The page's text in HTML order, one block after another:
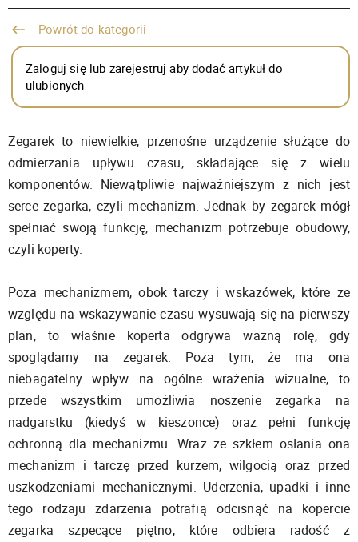
Powrót do kategorii
Zaloguj się lub zarejestruj aby dodać artykuł do
ulubionych
Zegarek to niewielkie, przenośne urządzenie służące do
odmierzania upływu czasu, składające się z wielu
komponentów. Niewątpliwie najważniejszym z nich jest
serce zegarka, czyli mechanizm. Jednak by zegarek mógł
spełniać swoją funkcję, mechanizm potrzebuje obudowy,
czyli koperty.
Poza mechanizmem, obok tarczy i wskazówek, które ze
względu na wskazywanie czasu wysuwają się na pierwszy
plan, to właśnie koperta odgrywa ważną rolę, gdy
spoglądamy na zegarek. Poza tym, że ma ona
niebagatelny wpływ na ogólne wrażenia wizualne, to
przede wszystkim umożliwia noszenie zegarka na
nadgarstku (kiedyś w kieszonce) oraz pełni funkcję
ochronną dla mechanizmu. Wraz ze szkłem osłania ona
mechanizm i tarczę przed kurzem, wilgocią oraz przed
uszkodzeniami mechanicznymi. Uderzenia, upadki i inne
tego rodzaju zdarzenia potrafią odcisnąć na kopercie
zegarka szpecące piętno, które odbiera radość z